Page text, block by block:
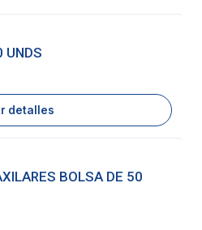
UNDS
detalles
BOLSA DE 50